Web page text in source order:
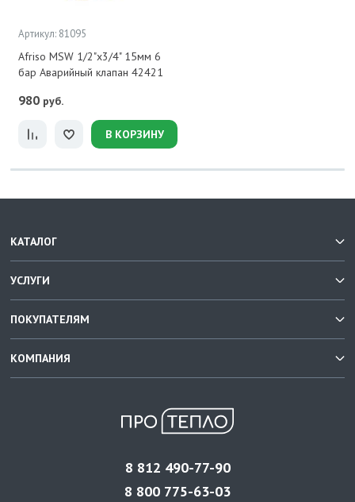
Артикул: 81095
Afriso MSW 1/2"x3/4" 15мм 6
бар Аварийный клапан 42421
980 руб.
В КОРЗИНУ
КАТАЛОГ
УСЛУГИ
ПОКУПАТЕЛЯМ
КОМПАНИЯ
8 812 490-77-90
8 800 775-63-03